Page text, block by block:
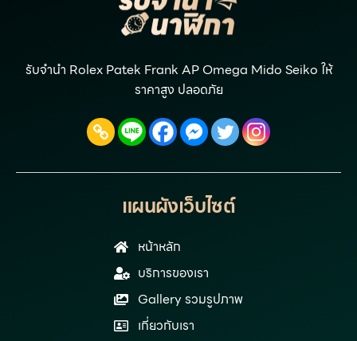
รับจำนำ Rolex Patek Frank AP Omega Mido Seiko ให้
ราคาสูง ปลอดภัย
แผนผังเว็บไซต์
หน้าหลัก
บริการของเรา
Gallery รวมรูปภาพ
เกี่ยวกับเรา